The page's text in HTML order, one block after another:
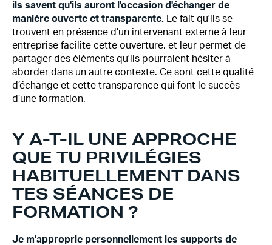
ils savent qu'ils auront l'occasion d'échanger de
manière ouverte et transparente. Le fait qu'ils se
trouvent en présence d'un intervenant externe à leur
entreprise facilite cette ouverture, et leur permet de
partager des éléments qu'ils pourraient hésiter à
aborder dans un autre contexte. Ce sont cette qualité
d’échange et cette transparence qui font le succès
d’une formation.
Y A-T-IL UNE APPROCHE
QUE TU PRIVILÉGIES
HABITUELLEMENT DANS
TES SÉANCES DE
FORMATION ?
Je m'approprie personnellement les supports de